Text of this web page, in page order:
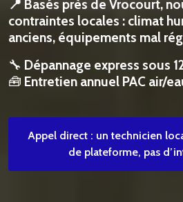
📍 Basés près de Vrocourt,
contraintes locales : climat
anciens, équipements mal
🔧 Dépannage express sous
🧰 Entretien annuel PAC air/
Appel direct : un technicien
de plateforme, pas